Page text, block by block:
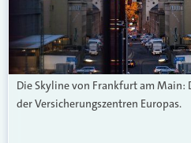
Die Skyline von Frankfurt am Main:
der Versicherungszentren Europas.